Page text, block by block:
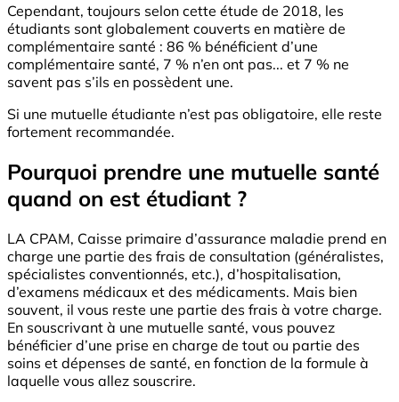
Cependant, toujours selon cette étude de 2018, les
étudiants sont globalement couverts en matière de
complémentaire santé : 86 % bénéficient d’une
complémentaire santé, 7 % n’en ont pas... et 7 % ne
savent pas s’ils en possèdent une.
Si une mutuelle étudiante n’est pas obligatoire, elle reste
fortement recommandée.
Pourquoi prendre une mutuelle santé
quand on est étudiant ?
LA CPAM, Caisse primaire d’assurance maladie prend en
charge une partie des frais de consultation (généralistes,
spécialistes conventionnés, etc.), d’hospitalisation,
d’examens médicaux et des médicaments. Mais bien
souvent, il vous reste une partie des frais à votre charge.
En souscrivant à une mutuelle santé, vous pouvez
bénéficier d’une prise en charge de tout ou partie des
soins et dépenses de santé, en fonction de la formule à
laquelle vous allez souscrire.